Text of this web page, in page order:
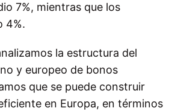
7%, mientras que los
4%.
la estructura del
y europeo de bonos
que se puede construir
en Europa, en términos